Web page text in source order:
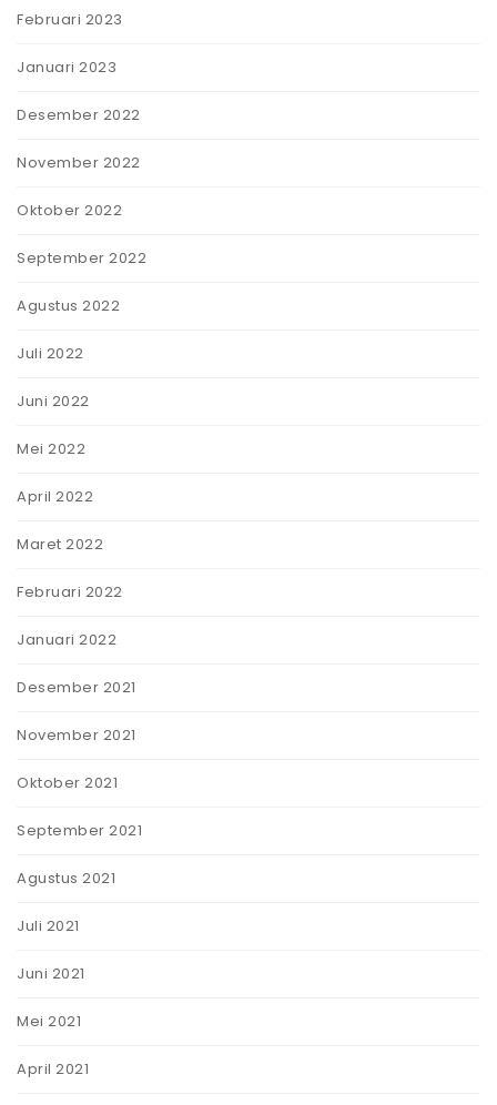
Februari 2023
Januari 2023
Desember 2022
November 2022
Oktober 2022
September 2022
Agustus 2022
Juli 2022
Juni 2022
Mei 2022
April 2022
Maret 2022
Februari 2022
Januari 2022
Desember 2021
November 2021
Oktober 2021
September 2021
Agustus 2021
Juli 2021
Juni 2021
Mei 2021
April 2021